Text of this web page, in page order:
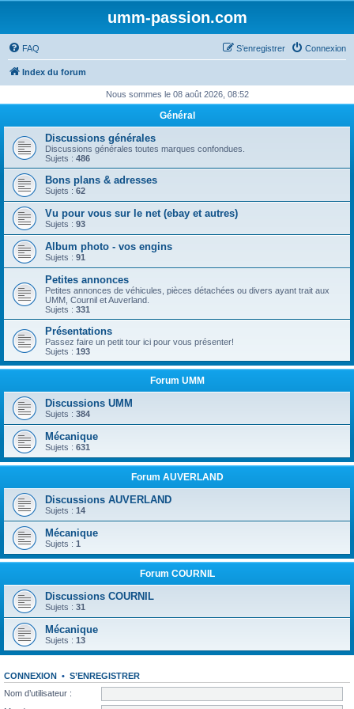
umm-passion.com
FAQ Connexion
S’enregistrer
Index du forum
Nous sommes le 08 août 2026, 08:52
Général
Discussions générales
Discussions générales toutes marques confondues.
Sujets : 486
Bons plans & adresses
Sujets : 62
Vu pour vous sur le net (ebay et autres)
Sujets : 93
Album photo - vos engins
Sujets : 91
Petites annonces
Petites annonces de véhicules, pièces détachées ou divers ayant trait aux
UMM, Cournil et Auverland.
Sujets : 331
Présentations
Passez faire un petit tour ici pour vous présenter!
Sujets : 193
Forum UMM
Discussions UMM
Sujets : 384
Mécanique
Sujets : 631
Forum AUVERLAND
Discussions AUVERLAND
Sujets : 14
Mécanique
Sujets : 1
Forum COURNIL
Discussions COURNIL
Sujets : 31
Mécanique
Sujets : 13
CONNEXION • S’ENREGISTRER
Nom d’utilisateur :